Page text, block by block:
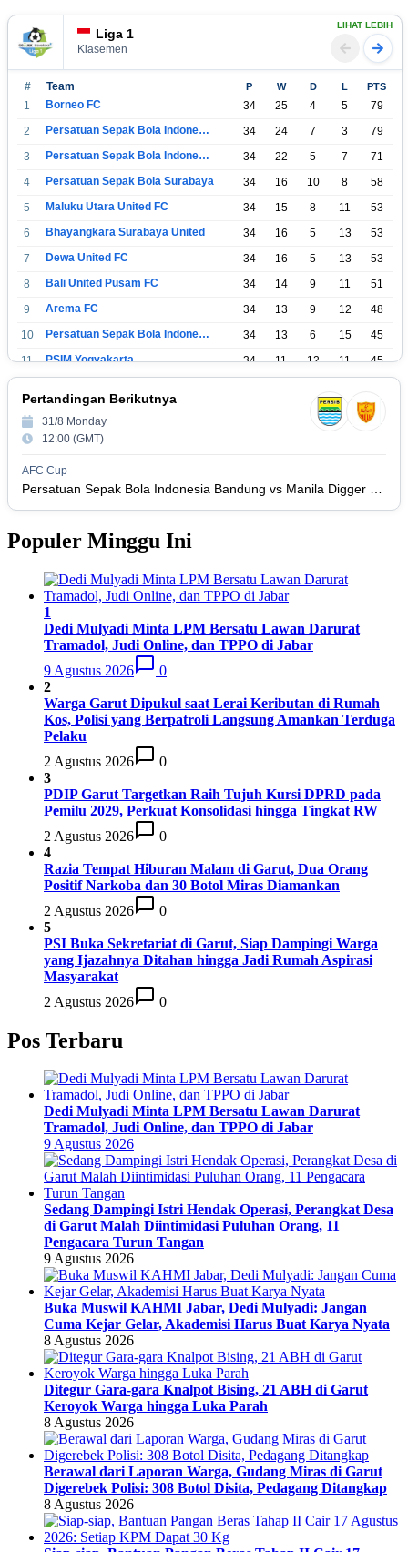
Liga 1
Klasemen
LIHAT LEBIH
# Team P W D L PTS
1 Borneo FC 34 25 4 5
79
2
Persatuan Sepak Bola Indonesia Bandung 34 24 7 3
79
3
Persatuan Sepak Bola Indonesia Jakarta 34 22 5 7
71
4
Persatuan Sepak Bola Surabaya 34 16 10 8
58
5
Maluku Utara United FC 34 15 8 11
53
6
Bhayangkara Surabaya United 34 16 5 13
53
7
Dewa United FC 34 16 5 13
53
8
Bali United Pusam FC 34 14 9 11
51
9
Arema FC 34 13 9 12
48
10
Persatuan Sepak Bola Indonesia Tangerang 34 13 6 15
45
11
PSIM Yogyakarta 34 11 12 11
45
16
36
14
Madura United FC
16
Persis Solo 34 8 10 16
17
Semen Padang FC 34 5 5 24
20
18
Pertandingan Berikutnya
31/8 Monday
12:00 (GMT)
AFC Cup
Populer Minggu Ini
1
Dedi Mulyadi Minta LPM Bersatu Lawan Darurat
Tramadol, Judi Online, dan TPPO di Jabar
9 Agustus 2026
0
2
Warga Garut Dipukul saat Lerai Keributan di Rumah
Kos, Polisi yang Berpatroli Langsung Amankan Terduga
Pelaku
2 Agustus 2026
0
3
PDIP Garut Targetkan Raih Tujuh Kursi DPRD pada
Pemilu 2029, Perkuat Konsolidasi hingga Tingkat RW
2 Agustus 2026
0
4
Razia Tempat Hiburan Malam di Garut, Dua Orang
Positif Narkoba dan 30 Botol Miras Diamankan
2 Agustus 2026
0
5
PSI Buka Sekretariat di Garut, Siap Dampingi Warga
yang Ijazahnya Ditahan hingga Jadi Rumah Aspirasi
Masyarakat
2 Agustus 2026
0
Pos Terbaru
Dedi Mulyadi Minta LPM Bersatu Lawan Darurat
Tramadol, Judi Online, dan TPPO di Jabar
9 Agustus 2026
Sedang Dampingi Istri Hendak Operasi, Perangkat Desa
di Garut Malah Diintimidasi Puluhan Orang, 11
Pengacara Turun Tangan
9 Agustus 2026
Buka Muswil KAHMI Jabar, Dedi Mulyadi: Jangan
Cuma Kejar Gelar, Akademisi Harus Buat Karya Nyata
8 Agustus 2026
Ditegur Gara-gara Knalpot Bising, 21 ABH di Garut
Keroyok Warga hingga Luka Parah
8 Agustus 2026
Berawal dari Laporan Warga, Gudang Miras di Garut
Digerebek Polisi: 308 Botol Disita, Pedagang Ditangkap
8 Agustus 2026